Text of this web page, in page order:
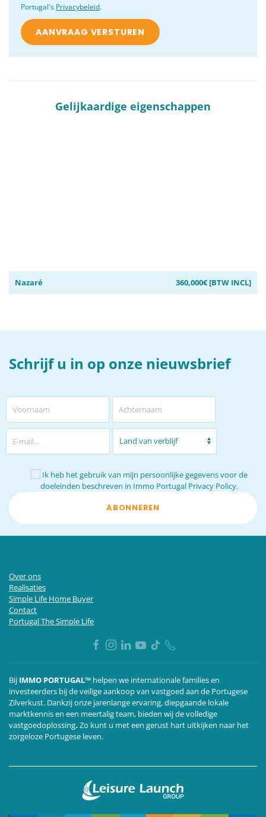
Portugal's Privacybeleid.
Gelijkaardige eigenschappen
Nazaré 360,000€ [BTW INCL]
Schrijf u in op onze nieuwsbrief
Ik heb het gebruik van mijn persoonlijke gegevens voor de
doeleinden beschreven in Immo Portugal Privacy Policy.
ABONNEREN
Over ons
Realisaties
Simple Life Home Buyer
Contact
Portugal The Simple Life
Bij IMMO PORTUGAL™ helpen we internationale families en
investeerders bij de veilige aankoop van vastgoed aan de Portugese
Zilverkust. Dankzij onze jarenlange ervaring, diepgaande lokale
marktkennis en een meertalig team, bieden wij de volledige
vastgoedoplossing.Zo kunt u met een gerust hart uitkijken naar het
zorgeloze Portugese leven.